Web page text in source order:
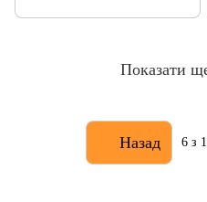
Показати
Назад 6 з